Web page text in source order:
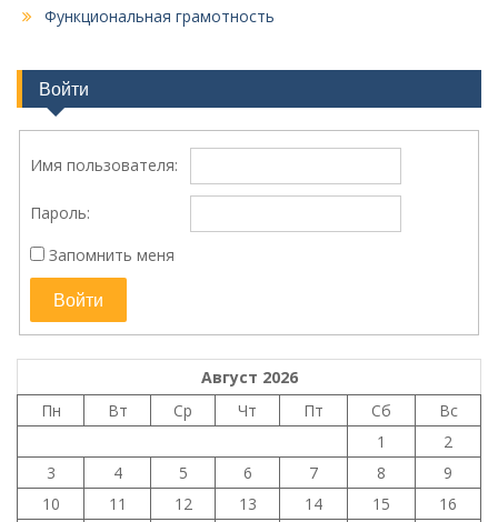
Функциональная грамотность
Войти
Имя пользователя:
Пароль:
Запомнить меня
Войти
Август 2026
Пн
Вт Ср Чт Пт Сб
Вс
1
2
3
4 5 6 7 8
9
10
11 12 13 14 15
16